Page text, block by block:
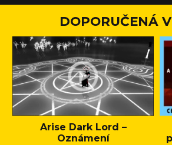
DOPORUČENÁ
Arise Dark Lord –
Oznámení